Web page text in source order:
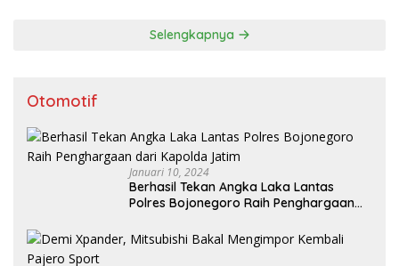
Selengkapnya
Otomotif
Januari 10, 2024
Berhasil Tekan Angka Laka Lantas
Polres Bojonegoro Raih Penghargaan